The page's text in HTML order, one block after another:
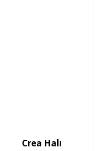
Crea Halı